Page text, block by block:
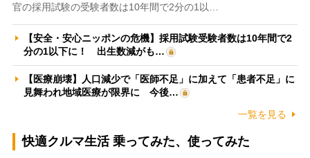
官の採用試験の受験者数は10年間で2分の1以…
【安全・安心ニッポンの危機】採用試験受験者数は10年間で2
分の1以下に！ 出生数減がも…
【医療崩壊】人口減少で「医師不足」に加えて「患者不足」に
見舞われ地域医療が限界に 今後…
一覧を見る
快適クルマ生活 乗ってみた、使ってみた